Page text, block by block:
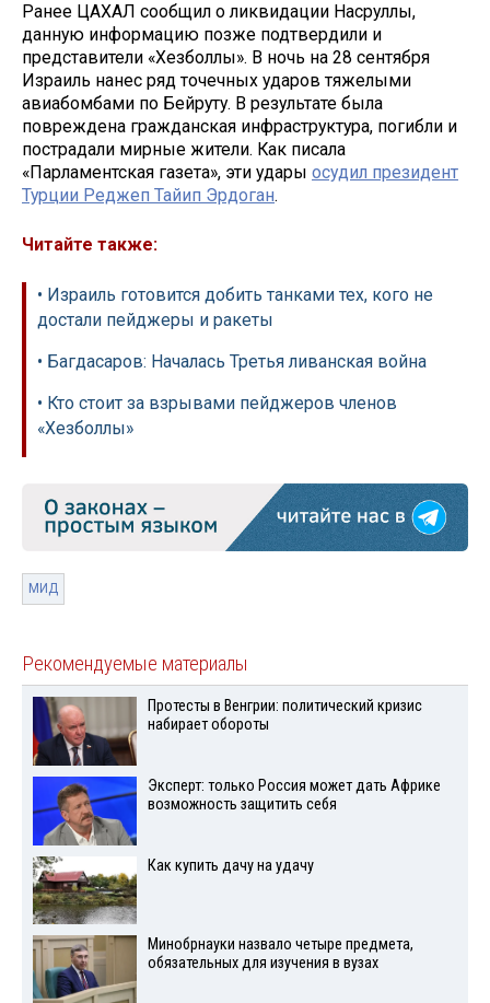
Ранее ЦАХАЛ сообщил о ликвидации Насруллы,
данную информацию позже подтвердили и
представители «Хезболлы». В ночь на 28 сентября
Израиль нанес ряд точечных ударов тяжелыми
авиабомбами по Бейруту. В результате была
повреждена гражданская инфраструктура, погибли и
пострадали мирные жители. Как писала
«Парламентская газета», эти удары осудил президент
Турции Реджеп Тайип Эрдоган.
Читайте также:
• Израиль готовится добить танками тех, кого не
достали пейджеры и ракеты
• Багдасаров: Началась Третья ливанская война
• Кто стоит за взрывами пейджеров членов
«Хезболлы»
МИД
Рекомендуемые материалы
Протесты в Венгрии: политический кризис
набирает обороты
Эксперт: только Россия может дать Африке
возможность защитить себя
Как купить дачу на удачу
Минобрнауки назвало четыре предмета,
обязательных для изучения в вузах